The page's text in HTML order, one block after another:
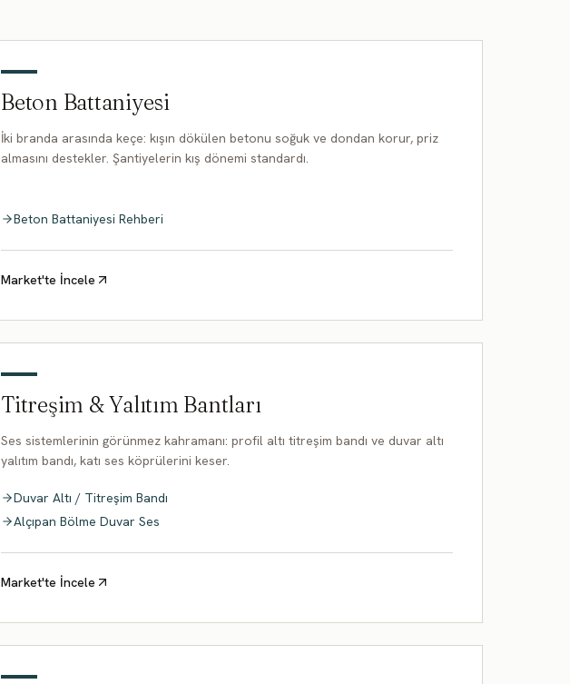
Beton Battaniyesi
İki branda arasında keçe: kışın dökülen betonu soğuk ve dondan korur, priz
almasını destekler. Şantiyelerin kış dönemi standardı.
Beton Battaniyesi Rehberi
Market'te İncele
Titreşim & Yalıtım Bantları
Ses sistemlerinin görünmez kahramanı: profil altı titreşim bandı ve duvar altı
yalıtım bandı, katı ses köprülerini keser.
Duvar Altı / Titreşim Bandı
Alçıpan Bölme Duvar Ses
Market'te İncele